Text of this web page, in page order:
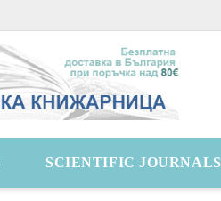
SCIENTIFIC JOURNALS